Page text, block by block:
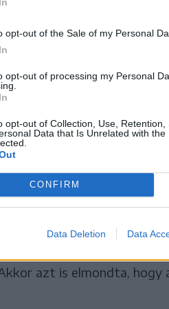
opt-out of the Sale of my Personal
opt-out of processing my Personal
opt-out of Collection, Use,
Data that Is Unrelated with
CONFIRM
Data Deletion Data
vádolta meg
a
eléggé
a tragédiából
átadott épületét 2021 és
azonban 2024-ben is
be, hogy
azt is elmondta, hogy